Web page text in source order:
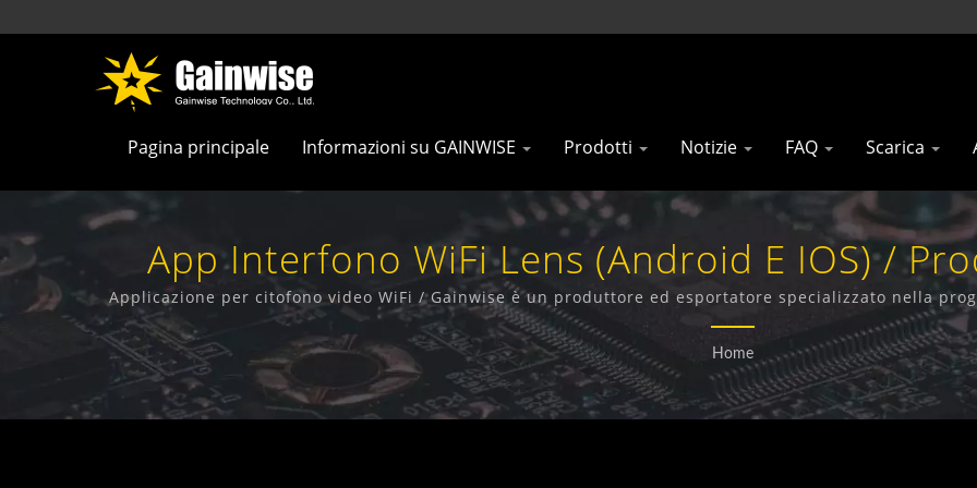
Pagina principale Informazioni su GAINWISE Prodotti Notizie FAQ Scarica
App Interfono WiFi Lens (Android E IOS) /
Wireless 4G / 5G | Gainwise
Applicazione per citofono video WiFi / Gainwise è un produttore ed esportatore specializzato nella
Wireless Fissi, Interfono 4G, Apri Cancello 4G e Rilevatore di
Home